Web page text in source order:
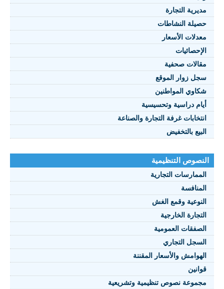
النصوص 2021
FRANÇAIS
مديرية التجارة
حصيلة النشاطات
معدلات الأسعار
الإحصائيات
مقالات صحفية
سجل زوار الموقع
شكاوي المواطنين
أيام دراسية وتحسيسية
انتخابات غرفة التجارة والصناعة
البيع بالتخفيض
النصوص التنظيمية
الممارسات التجارية
المنافسة
النوعية وقمع الغش
التجارة الخارجية
الصفقات العمومية
السجل التجاري
الهوامش والأسعار المقننة
قوانين
مجموعة نصوص تنظيمية وتشريعية